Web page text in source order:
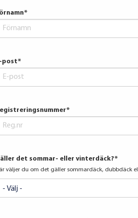
*
post*
*
det sommar- eller vinterdäck?*
väljer du om det gäller sommardäck, dubbdäck